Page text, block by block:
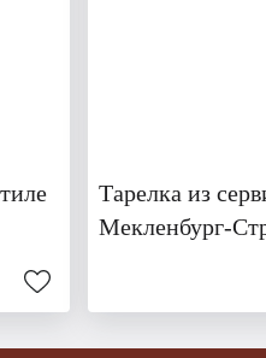
Тарелка из
Мекленбург-